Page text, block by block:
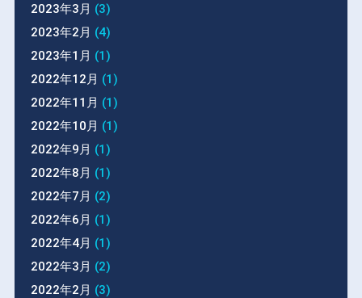
2023年3月 (3)
2023年2月 (4)
2023年1月 (1)
2022年12月 (1)
2022年11月 (1)
2022年10月 (1)
2022年9月 (1)
2022年8月 (1)
2022年7月 (2)
2022年6月 (1)
2022年4月 (1)
2022年3月 (2)
2022年2月 (3)